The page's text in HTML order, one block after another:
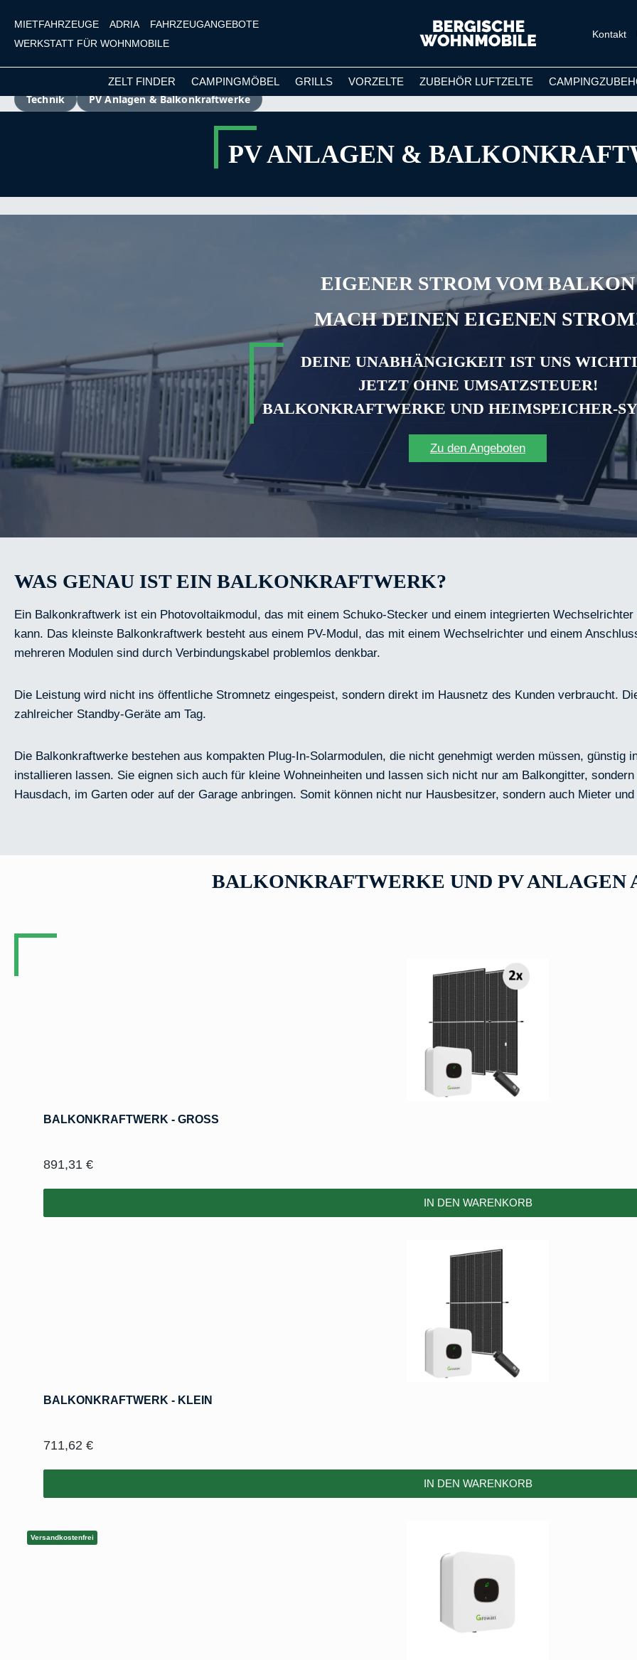
Hauptinhalt springen
Zur Suche springen
Zur Hauptnavigation springen
MIETFAHRZEUGE ADRIA
FAHRZEUGANGEBOTE
WERKSTATT FÜR WOHNMOBILE
Kontakt
ZELT FINDER CAMPINGMÖBEL GRILLS VORZELTE ZUBEHÖR LUFTZELTE
Technik PV Anlagen & Balkonkraftwerke
PV ANLAGEN &
EIGENER STROM VOM BALKON
MACH DEINEN EIGENEN
DEINE UNABHÄNGIGKEIT IST UNS
JETZT OHNE UMSATZSTEUER!
BALKONKRAFTWERKE UND HEIMSPEICHER-
Zu den Angeboten
WAS GENAU IST EIN BALKONKRAFTWERK?
Ein Balkonkraftwerk ist ein Photovoltaikmodul, das mit einem Schuko-Stecker und einem integrierten
kann. Das kleinste Balkonkraftwerk besteht aus einem PV-Modul, das mit einem Wechselrichter und einem
mehreren Modulen sind durch Verbindungskabel problemlos denkbar.
Die Leistung wird nicht ins öffentliche Stromnetz eingespeist, sondern direkt im Hausnetz des Kunden verbraucht.
zahlreicher Standby-Geräte am Tag.
Die Balkonkraftwerke bestehen aus kompakten Plug-In-Solarmodulen, die nicht genehmigt werden müssen, günstig
installieren lassen. Sie eignen sich auch für kleine Wohneinheiten und lassen sich nicht nur am Balkongitter,
Hausdach, im Garten oder auf der Garage anbringen. Somit können nicht nur Hausbesitzer, sondern auch Mieter
BALKONKRAFTWERKE UND PV ANLAGEN
BALKONKRAFTWERK - GROSS
Regulärer Preis:
891,31 €
IN DEN WARENKORB
BALKONKRAFTWERK - KLEIN
Regulärer Preis:
711,62 €
IN DEN WARENKORB
Versandkostenfrei